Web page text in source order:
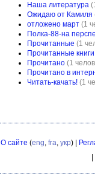
Наша литература
Ожидаю от Камиля
отложено март (1
Полка-88-на
Прочитанные (1
Прочитанные книги
Прочитано (1
Прочитано в
Читать-качать! (1
О сайте (eng, fra, укр) |